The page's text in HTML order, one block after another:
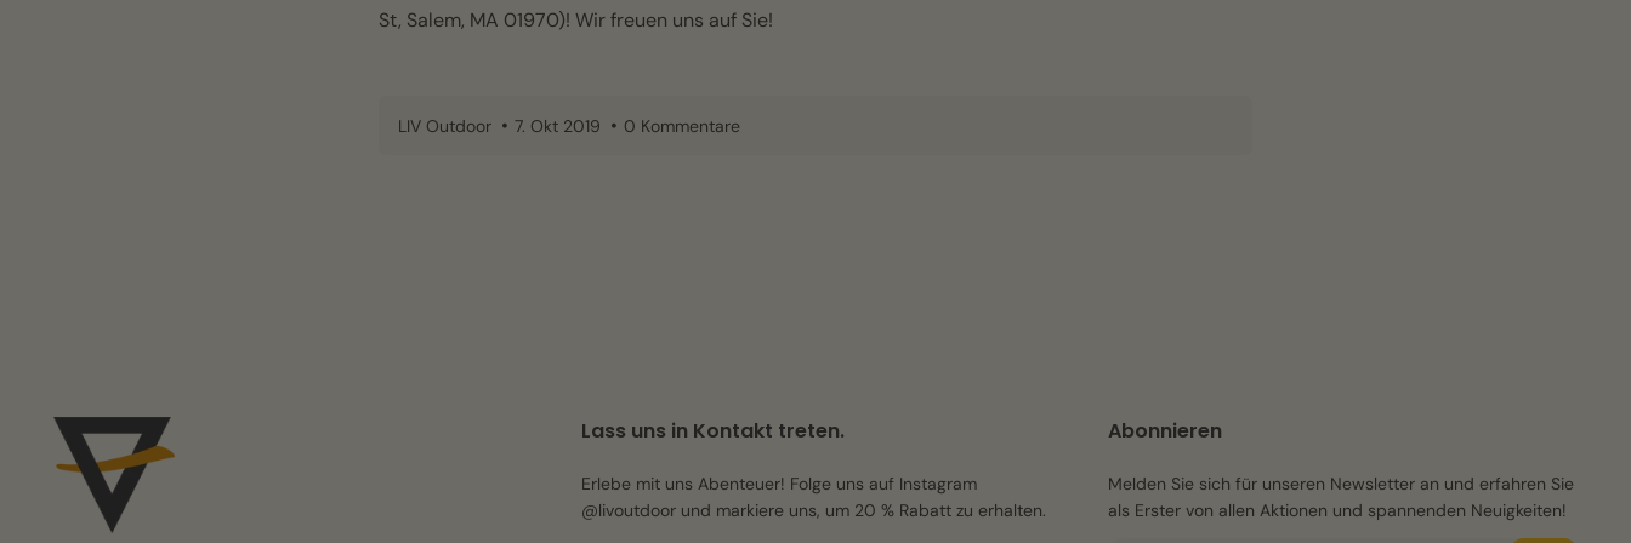
St, Salem, MA 01970)! Wir freuen uns auf Sie!
LIV Outdoor 7. Okt 2019 0 Kommentare
Lass uns in Kontakt treten.
Erlebe mit uns Abenteuer! Folge uns auf Instagram
@livoutdoor und markiere uns, um 20 % Rabatt zu erhalten.
Abonnieren
Melden Sie sich für unseren Newsletter an und erfahren Sie
als Erster von allen Aktionen und spannenden Neuigkeiten!